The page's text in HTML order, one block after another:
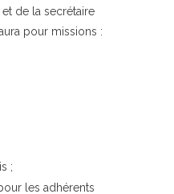
et de la secrétaire
pour missions :
;
les adhérents